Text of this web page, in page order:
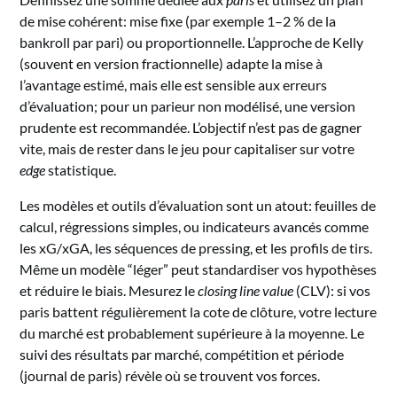
de mise cohérent: mise fixe (par exemple 1–2 % de la
bankroll par pari) ou proportionnelle. L’approche de Kelly
(souvent en version fractionnelle) adapte la mise à
l’avantage estimé, mais elle est sensible aux erreurs
d’évaluation; pour un parieur non modélisé, une version
prudente est recommandée. L’objectif n’est pas de gagner
vite, mais de rester dans le jeu pour capitaliser sur votre
edgestatistique.
Les modèles et outils d’évaluation sont un atout: feuilles de
calcul, régressions simples, ou indicateurs avancés comme
les xG/xGA, les séquences de pressing, et les profils de tirs.
Même un modèle “léger” peut standardiser vos hypothèses
et réduire le biais. Mesurez leclosing line value (CLV): si vos
paris battent régulièrement la cote de clôture, votre lecture
du marché est probablement supérieure à la moyenne. Le
suivi des résultats par marché, compétition et période
(journal de paris) révèle où se trouvent vos forces.